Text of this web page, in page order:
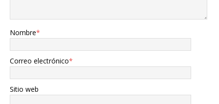
Nombre*
Correo electrónico*
Sitio web